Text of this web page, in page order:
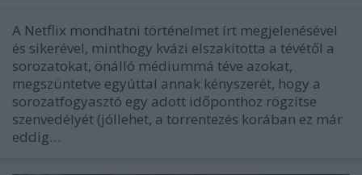
A Netflix mondhatni történelmet írt megjelenésével
és sikerével, minthogy kvázi elszakította a tévétől a
sorozatokat, önálló médiummá téve azokat,
megszüntetve egyúttal annak kényszerét, hogy a
sorozatfogyasztó egy adott időponthoz rögzítse
szenvedélyét (jóllehet, a torrentezés korában ez már
eddig…